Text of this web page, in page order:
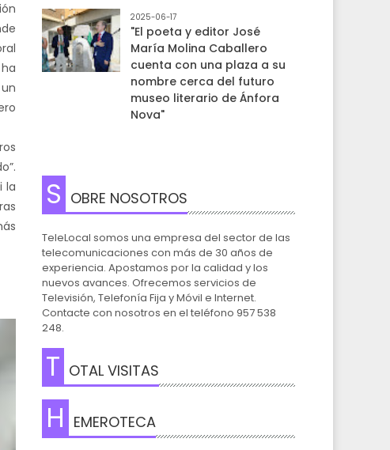
la
2025-06-17
"El poeta y editor José
María Molina Caballero
cuenta con una plaza a su
nombre cerca del futuro
museo literario de Ánfora
Nova"
S OBRE NOSOTROS
TeleLocal somos una empresa del sector de las
telecomunicaciones con más de 30 años de
experiencia. Apostamos por la calidad y los
nuevos avances. Ofrecemos servicios de
Televisión, Telefonía Fija y Móvil e Internet.
Contacte con nosotros en el teléfono 957 538
248.
T OTAL VISITAS
H EMEROTECA